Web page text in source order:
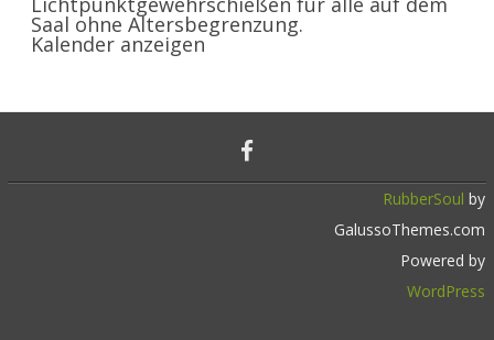
Saal ohne Altersbegrenzung.
Kalender anzeigen
RubberSoul by
GalussoThemes.com
Powered by
WordPress